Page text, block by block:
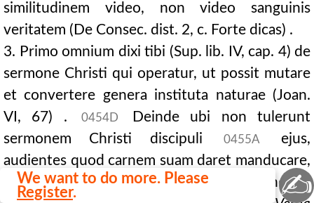
similitudinem video, non video sanguinis
veritatem (De Consec. dist. 2, c. Forte dicas) .
3. Primo omnium dixi tibi (Sup. lib. IV, cap. 4) de
sermone Christi qui operatur, ut possit mutare
et convertere genera instituta naturae (Joan.
VI, 67) .
0454D
Deinde ubi non tulerunt
sermonem Christi discipuli
0455A
ejus,
audientes quod carnem suam daret manducare,
et sanguinem suum daret bibendum,
We want to do more. Please
Register. ✍